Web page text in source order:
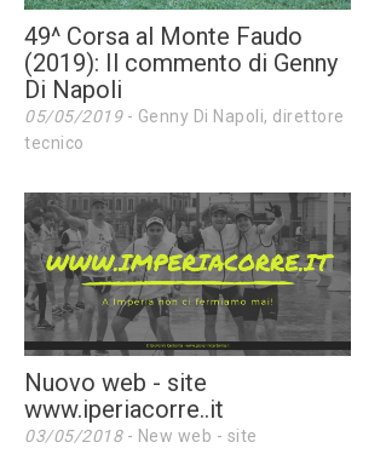
49^ Corsa al Monte Faudo
(2019): Il commento di Genny
Di Napoli
05/05/2019- Genny Di Napoli, direttore
tecnico
Nuovo web - site
www.iperiacorre..it
03/05/2018- New web - site